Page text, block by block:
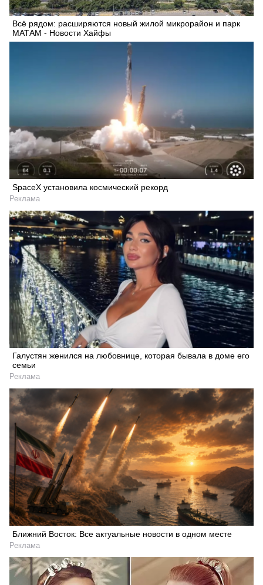
Всё рядом: расширяются новый жилой микрорайон и парк
МАТАМ - Новости Хайфы
SpaceX установила космический рекорд
Реклама
Галустян женился на любовнице, которая бывала в доме его
семьи
Реклама
Ближний Восток: Все актуальные новости в одном месте
Реклама